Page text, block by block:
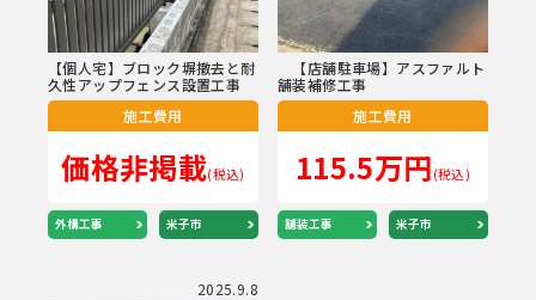
【個人宅】ブロック塀撤去と耐
久性アップフェンス設置工事
施工費用
価格非掲載(税込)
外構工事 米子市
【店舗駐車場】アスファルト
舗装補修工事
施工費用
115.5万円(税込)
舗装工事 米子市
2025.9.8